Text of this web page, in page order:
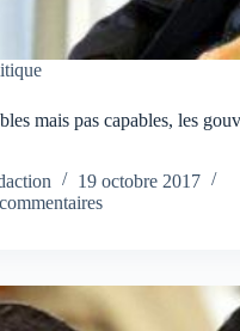
mais pas capables, les
19 octobre 2017